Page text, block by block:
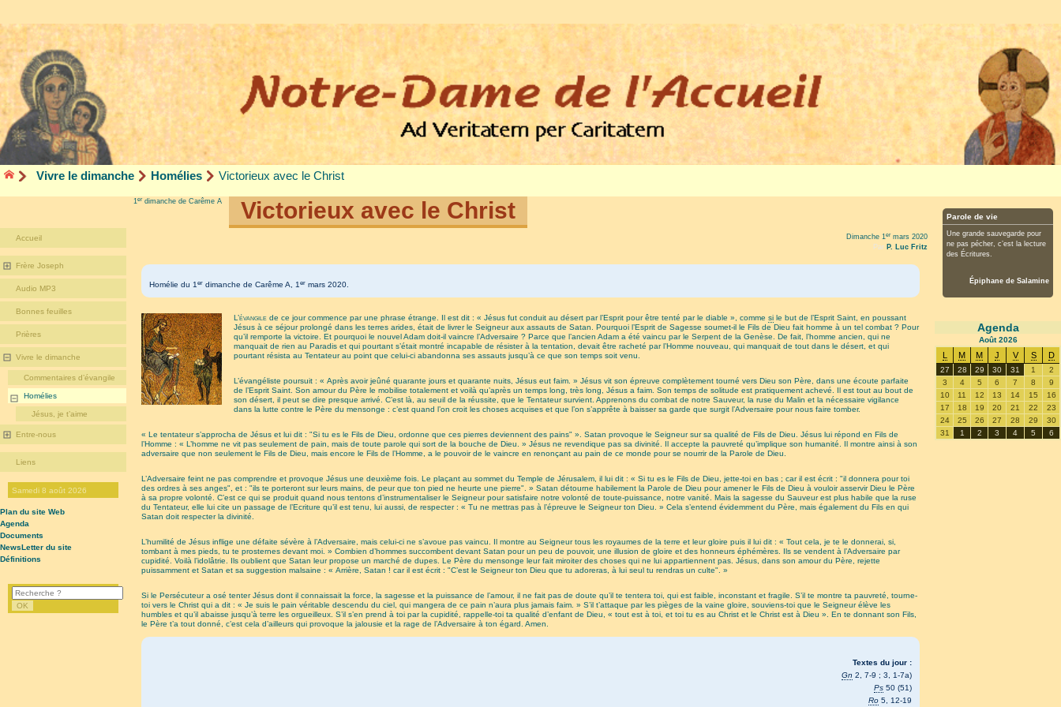
Vivre le dimanche Homélies Victorieux avec le Christ
1erdimanche de Carême A Victorieux avec le Christ
Dimanche 1ermars 2020
Par P. Luc Fritz
Homélie du 1er dimanche de Carême A, 1er mars 2020.
L’évangile de ce jour commence par une phrase étrange. Il est dit : « Jésus fut conduit au désert par l’Esprit pour être tenté par le diable », commesi le but de l’Esprit Saint, en poussant
Jésus à ce séjour prolongé dans les terres arides, était de livrer le Seigneur aux assauts de Satan. Pourquoi l’Esprit de Sagesse soumet-il le Fils de Dieu fait homme à un tel combat ? Pour
qu’il remporte la victoire. Et pourquoi le nouvel Adam doit-il vaincre l’Adversaire ? Parce que l’ancien Adam a été vaincu par le Serpent de la Genèse. De fait, l’homme ancien, qui ne
manquait de rien au Paradis et qui pourtant s’était montré incapable de résister à la tentation, devait être racheté par l’Homme nouveau, qui manquait de tout dans le désert, et qui
pourtant résista au Tentateur au point que celui-ci abandonna ses assauts jusqu’à ce que son temps soit venu.
L’évangéliste poursuit : « Après avoir jeûné quarante jours et quarante nuits, Jésus eut faim. » Jésus vit son épreuve complètement tourné vers Dieu son Père, dans une écoute parfaite
de l’Esprit Saint. Son amour du Père le mobilise totalement et voilà qu’après un temps long, très long, Jésus a faim. Son temps de solitude est pratiquement achevé. Il est tout au bout de
son désert, il peut se dire presque arrivé. C’est là, au seuil de la réussite, que le Tentateur survient. Apprenons du combat de notre Sauveur, la ruse du Malin et la nécessaire vigilance
dans la lutte contre le Père du mensonge : c’est quand l’on croit les choses acquises et que l’on s’apprête à baisser sa garde que surgit l’Adversaire pour nous faire tomber.
« Le tentateur s’approcha de Jésus et lui dit : "Si tu es le Fils de Dieu, ordonne que ces pierres deviennent des pains" ». Satan provoque le Seigneur sur sa qualité de Fils de Dieu. Jésus lui répond en Fils de
l’Homme : « L’homme ne vit pas seulement de pain, mais de toute parole qui sort de la bouche de Dieu. » Jésus ne revendique pas sa divinité. Il accepte la pauvreté qu’implique son humanité. Il montre ainsi à son
adversaire que non seulement le Fils de Dieu, mais encore le Fils de l’Homme, a le pouvoir de le vaincre en renonçant au pain de ce monde pour se nourrir de la Parole de Dieu.
L’Adversaire feint ne pas comprendre et provoque Jésus une deuxième fois. Le plaçant au sommet du Temple de Jérusalem, il lui dit : « Si tu es le Fils de Dieu, jette-toi en bas ; car il est écrit : "il donnera pour toi
des ordres à ses anges", et : "ils te porteront sur leurs mains, de peur que ton pied ne heurte une pierre". » Satan détourne habilement la Parole de Dieu pour amener le Fils de Dieu à vouloir asservir Dieu le Père
à sa propre volonté. C’est ce qui se produit quand nous tentons d’instrumentaliser le Seigneur pour satisfaire notre volonté de toute-puissance, notre vanité. Mais la sagesse du Sauveur est plus habile que la ruse
du Tentateur, elle lui cite un passage de l’Ecriture qu’il est tenu, lui aussi, de respecter : « Tu ne mettras pas à l’épreuve le Seigneur ton Dieu. » Cela s’entend évidemment du Père, mais également du Fils en qui
Satan doit respecter la divinité.
L’humilité de Jésus inflige une défaite sévère à l’Adversaire, mais celui-ci ne s’avoue pas vaincu. Il montre au Seigneur tous les royaumes de la terre et leur gloire puis il lui dit : « Tout cela, je te le donnerai, si,
tombant à mes pieds, tu te prosternes devant moi. » Combien d’hommes succombent devant Satan pour un peu de pouvoir, une illusion de gloire et des honneurs éphémères. Ils se vendent à l’Adversaire par
cupidité. Voilà l’idolâtrie. Ils oublient que Satan leur propose un marché de dupes. Le Père du mensonge leur fait miroiter des choses qui ne lui appartiennent pas. Jésus, dans son amour du Père, rejette
puissamment et Satan et sa suggestion malsaine : « Arrière, Satan ! car il est écrit : "C’est le Seigneur ton Dieu que tu adoreras, à lui seul tu rendras un culte". »
Si le Persécuteur a osé tenter Jésus dont il connaissait la force, la sagesse et la puissance de l’amour, il ne fait pas de doute qu’il te tentera toi, qui est faible, inconstant et fragile. S’il te montre ta pauvreté, tourne-
toi vers le Christ qui a dit : « Je suis le pain véritable descendu du ciel, qui mangera de ce pain n’aura plus jamais faim. » S’il t’attaque par les pièges de la vaine gloire, souviens-toi que le Seigneur élève les
humbles et qu’il abaisse jusqu’à terre les orgueilleux. S’il s’en prend à toi par la cupidité, rappelle-toi ta qualité d’enfant de Dieu, « tout est à toi, et toi tu es au Christ et le Christ est à Dieu ». En te donnant son Fils,
le Père t’a tout donné, c’est cela d’ailleurs qui provoque la jalousie et la rage de l’Adversaire à ton égard. Amen.
Textes du jour :
Gn 2, 7-9 ; 3, 1-7a)
Ps50 (51)
Ro5, 12-19
Accueil
Frère Joseph
Audio MP3
Bonnes feuilles
Prières
Vivre le dimanche
Commentaires d’évangile
Homélies
Jésus, je t’aime
Entre-nous
Liens
Samedi 8 août 2026
Plan du site Web
Agenda
Documents
NewsLetter du site
Définitions
Parole de vie
Une grande sauvegarde pour
ne pas pécher, c’est la lecture
des Écritures.
Épiphane de Salamine
Agenda
Août2026
M M J V S D
27 28 29 30 31 1
2
3
4 5 6 7 8
9
10
11 12 13 14 15
16
17
18 19 20 21 22
23
24
25 26 27 28 29
30
31
1 2 3 4 5 6